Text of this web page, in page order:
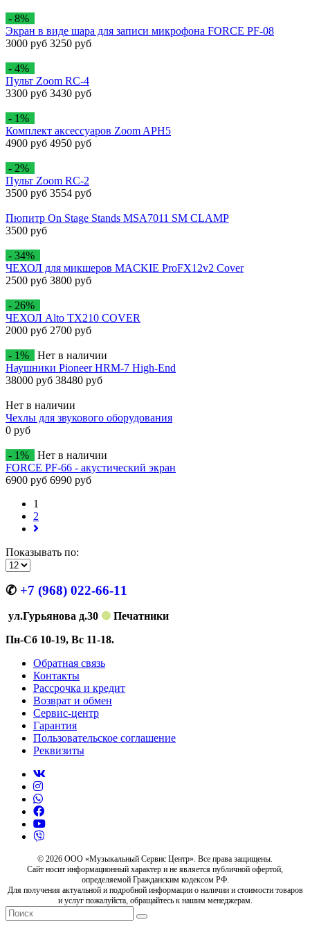
- 8%
Экран в виде шара для записи микрофона FORCE PF-08
3000 руб 3250 руб
- 4%
Пульт Zoom RC-4
3300 руб 3430 руб
- 1%
Комплект аксессуаров Zoom APH5
4900 руб 4950 руб
- 2%
Пульт Zoom RC-2
3500 руб 3554 руб
Пюпитр On Stage Stands MSA7011 SM CLAMP
3500 руб
- 34%
ЧЕХОЛ для микшеров MACKIE ProFX12v2 Cover
2500 руб 3800 руб
- 26%
ЧЕХОЛ Alto TX210 COVER
2000 руб 2700 руб
- 1%
Нет в наличии
Наушники Pioneer HRM-7 High-End
38000 руб 38480 руб
Нет в наличии
Чехлы для звукового оборудования
0 руб
- 1%
Нет в наличии
FORCE PF-66 - акустический экран
6900 руб 6990 руб
1
2
Показывать по:
✆ +7 (968) 022-66-11
ул.Гурьянова д.30 ❿ Печатники
Пн-Сб 10-19, Вс 11-18.
Обратная связь
Контакты
Рассрочка и кредит
Возврат и обмен
Сервис-центр
Гарантия
Пользовательское соглашение
Реквизиты
© 2026 ООО «Музыкальный Сервис Центр». Все права защищены.
Сайт носит информационный характер и не является публичной офертой,
определяемой Гражданским кодексом РФ.
Для получения актуальной и подробной информации о наличии и стоимости товаров
и услуг пожалуйста, обращайтесь к нашим менеджерам.